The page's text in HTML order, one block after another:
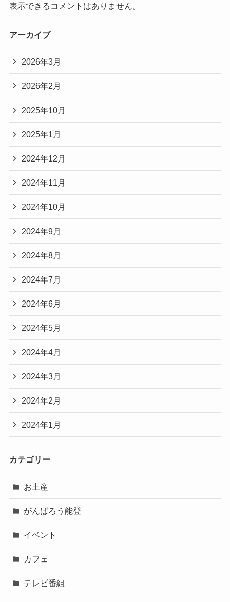
表示できるコメントはありません。
アーカイブ
2026年3月
2026年2月
2025年10月
2025年1月
2024年12月
2024年11月
2024年10月
2024年9月
2024年8月
2024年7月
2024年6月
2024年5月
2024年4月
2024年3月
2024年2月
2024年1月
カテゴリー
お土産
がんばろう能登
イベント
カフェ
テレビ番組